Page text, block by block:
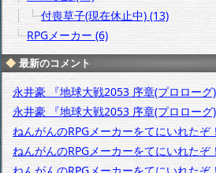
付喪草子(現在休止中) (13)
RPGメーカー (6)
最新のコメント
永井豪 『地球大戦2053 序章(プロローグ
永井豪 『地球大戦2053 序章(プロローグ
ねんがんのRPGメーカーをてにいれたぞ！
ねんがんのRPGメーカーをてにいれたぞ！